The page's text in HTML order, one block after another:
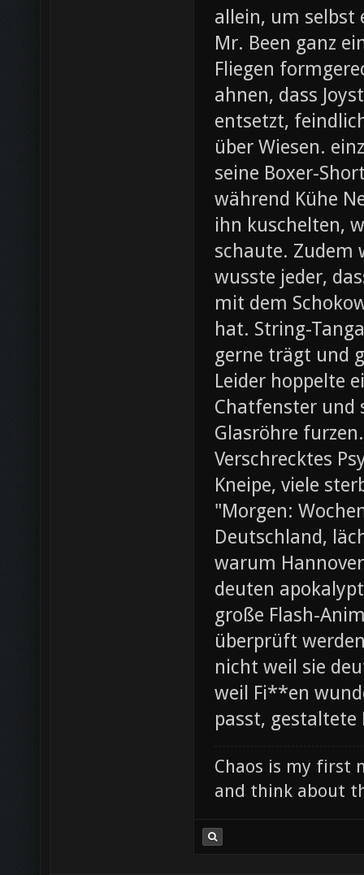
allein, um selbst
Mr. Been ganz
Fliegen
ahnen, dass
entsetzt,
über Wiesen.
seine Boxer-
während Kühe
ihn kuschelten,
schaute. Zudem
wusste jeder,
mit dem
hat. String-
gerne trägt und
Leider hoppelte
Chatfenster und
Glasröhre furzen.
Verschrecktes
Kneipe, viele
"Morgen:
Deutschland,
warum
deuten
große Flash-
überprüft
nicht weil sie
weil Fi**en
passt, gestaltete
Chaos is my first
and think about